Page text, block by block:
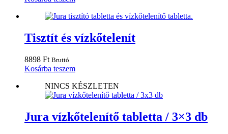
Tisztít és vízkőtelenít
8898 Ft Bruttó
Kosárba teszem
NINCS KÉSZLETEN
Jura vízkőtelenítő tabletta / 3×3 db